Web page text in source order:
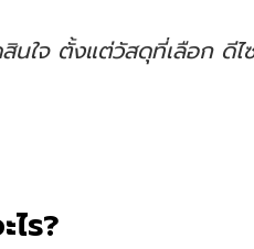
นใจ ตั้งแต่วัสดุที่เลือก ดี
ไร?